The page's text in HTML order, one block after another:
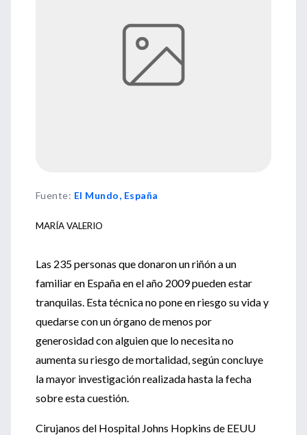
Fuente: El Mundo, España
MARÍA VALERIO
Las 235 personas que donaron un riñón a un
familiar en España en el año 2009 pueden estar
tranquilas. Esta técnica no pone en riesgo su vida y
quedarse con un órgano de menos por
generosidad con alguien que lo necesita no
aumenta su riesgo de mortalidad, según concluye
la mayor investigación realizada hasta la fecha
sobre esta cuestión.
Cirujanos del Hospital Johns Hopkins de EEUU